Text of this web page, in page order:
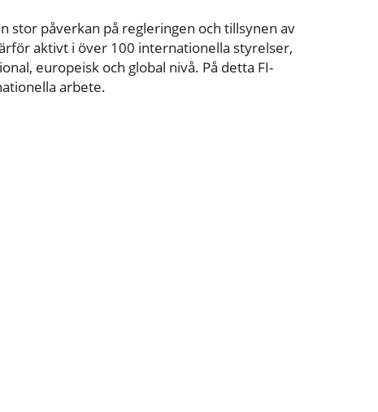
stor påverkan på regleringen och tillsynen av
aktivt i över 100 internationella styrelser,
europeisk och global nivå. På detta FI-
arbete.